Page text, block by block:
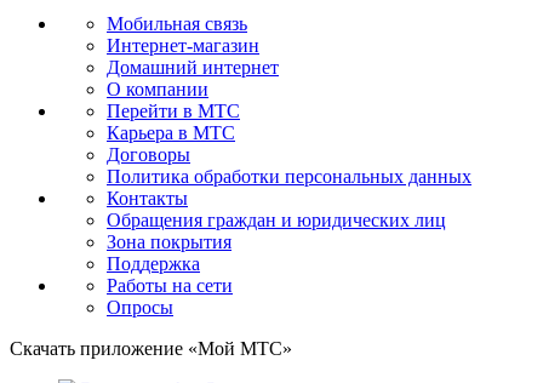
Мобильная связь
Интернет-магазин
Домашний интернет
О компании
Перейти в МТС
Карьера в МТС
Договоры
Политика обработки персональных данных
Контакты
Обращения граждан и юридических лиц
Зона покрытия
Поддержка
Работы на сети
Опросы
Скачать приложение «Мой МТС»